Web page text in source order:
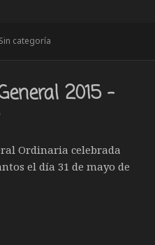
Categorías
Sin categoría
2015 –
Ordinaria celebrada
el día 31 de mayo de
General 2015 – 31 de